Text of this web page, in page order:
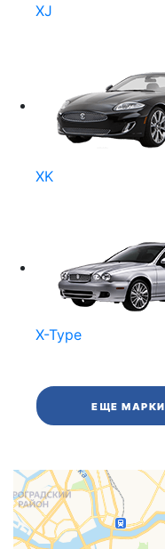
XJ
XK
X-Type
ЕЩЕ МАРКИ